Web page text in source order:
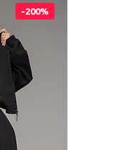
Шорты
-200%